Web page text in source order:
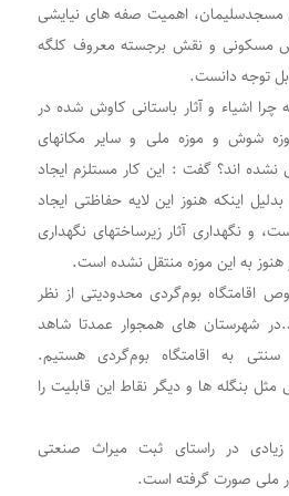
اهمیت صفه های نیایشی
مسکونی و نقش برجسته معروف کلگه
توجه دانست.
اشیاء و آثار باستانی کاوش شده در
شوش و موزه ملی و سایر مکانهای
نشده اند؟ گفت : این کار مستلزم ایجاد
اینکه هنوز این لایه حفاظتی ایجاد
و نگهداری آثار زیرساختهای نگهداری
به این موزه منتقل نشده است.
اقامتگاه بوم‌گردی محدودیتی از نظر
شهرستان های همجوار عمدتا شاهد
به اقامتگاه بوم‌گردی هستیم.
بنگله ها و دیگر نقاط این قابلیت را
زیادی در راستای ثبت میراث صنعتی
ملی صورت گرفته است.